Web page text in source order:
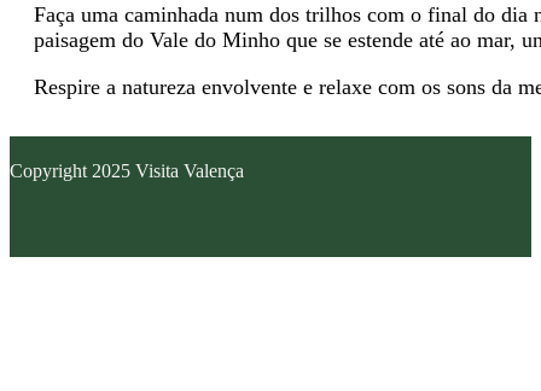
Faça uma caminhada num dos trilhos com o final do dia
paisagem do Vale do Minho que se estende até ao mar,
Respire a natureza envolvente e relaxe com os sons da
Copyright 2025 Visita Valença